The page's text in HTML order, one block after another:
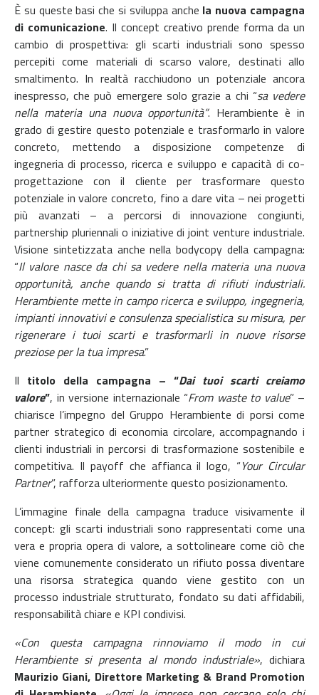
È su queste basi che si sviluppa anche la nuova campagna
di comunicazione. Il concept creativo prende forma da un
cambio di prospettiva: gli scarti industriali sono spesso
percepiti come materiali di scarso valore, destinati allo
smaltimento. In realtà racchiudono un potenziale ancora
inespresso, che può emergere solo grazie a chi “sa vedere
nella materia una nuova opportunità”. Herambiente è in
grado di gestire questo potenziale e trasformarlo in valore
concreto, mettendo a disposizione competenze di
ingegneria di processo, ricerca e sviluppo e capacità di co-
progettazione con il cliente per trasformare questo
potenziale in valore concreto, fino a dare vita – nei progetti
più avanzati – a percorsi di innovazione congiunti,
partnership pluriennali o iniziative di joint venture industriale.
Visione sintetizzata anche nella bodycopy della campagna:
“Il valore nasce da chi sa vedere nella materia una nuova
opportunità, anche quando si tratta di rifiuti industriali.
Herambiente mette in campo ricerca e sviluppo, ingegneria,
impianti innovativi e consulenza specialistica su misura, per
rigenerare i tuoi scarti e trasformarli in nuove risorse
preziose per la tua impresa.”
Il titolo della campagna – “Dai tuoi scarti creiamo
valore”, in versione internazionale “From waste to value” –
chiarisce l’impegno del Gruppo Herambiente di porsi come
partner strategico di economia circolare, accompagnando i
clienti industriali in percorsi di trasformazione sostenibile e
competitiva. Il payoff che affianca il logo, “Your Circular
Partner”, rafforza ulteriormente questo posizionamento.
L’immagine finale della campagna traduce visivamente il
concept: gli scarti industriali sono rappresentati come una
vera e propria opera di valore, a sottolineare come ciò che
viene comunemente considerato un rifiuto possa diventare
una risorsa strategica quando viene gestito con un
processo industriale strutturato, fondato su dati affidabili,
responsabilità chiare e KPI condivisi.
«Con questa campagna rinnoviamo il modo in cui
Herambiente si presenta al mondo industriale», dichiara
Maurizio Giani, Direttore Marketing & Brand Promotion